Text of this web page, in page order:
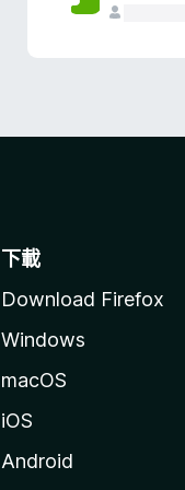
下載
Download Firefox
Windows
macOS
iOS
Android